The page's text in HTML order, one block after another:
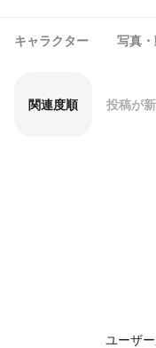
キャラクター 写真
関連度順 投稿が
ユーザ